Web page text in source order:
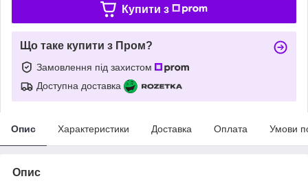
Купити з
Що таке купити з Пром?
Замовлення під захистом
Доступна доставка
Опис Характеристики Доставка Оплата Умови
Опис